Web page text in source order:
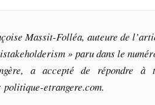
Massit-Folléa, auteure de
» paru dans le
, a accepté de répondre à
politique-etrangere.com.